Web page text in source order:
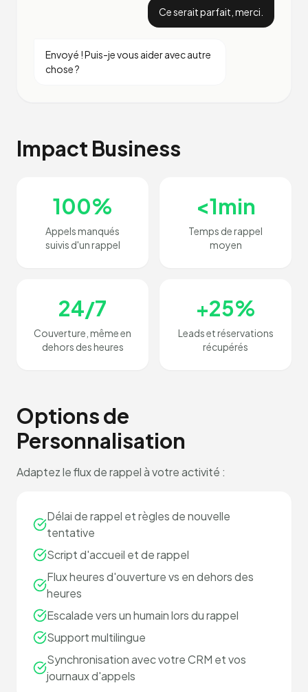
Ce serait parfait, merci.
Envoyé ! Puis-je vous aider avec autre
chose ?
Impact Business
100%
Appels manqués
suivis d'un rappel
<1min
Temps de rappel
moyen
24/7
Couverture, même en
dehors des heures
+25%
Leads et réservations
récupérés
Options de
Personnalisation
Adaptez le flux de rappel à votre activité :
Délai de rappel et règles de nouvelle
tentative
Script d'accueil et de rappel
Flux heures d'ouverture vs en dehors des
heures
Escalade vers un humain lors du rappel
Support multilingue
Synchronisation avec votre CRM et vos
journaux d'appels